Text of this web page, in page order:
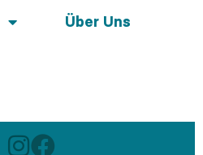
Über Uns